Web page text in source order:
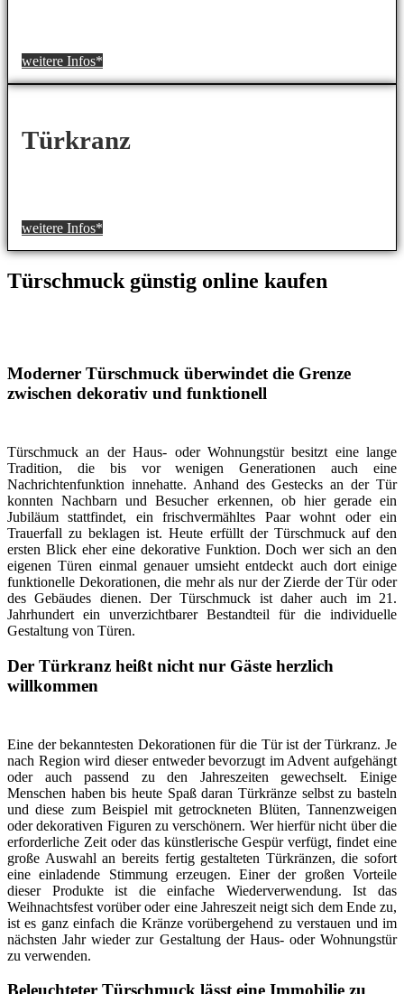
weitere Infos*
Türkranz
weitere Infos*
Türschmuck günstig online kaufen
Moderner Türschmuck überwindet die Grenze
zwischen dekorativ und funktionell
Türschmuck an der Haus- oder Wohnungstür besitzt eine lange
Tradition, die bis vor wenigen Generationen auch eine
Nachrichtenfunktion innehatte. Anhand des Gestecks an der Tür
konnten Nachbarn und Besucher erkennen, ob hier gerade ein
Jubiläum stattfindet, ein frischvermähltes Paar wohnt oder ein
Trauerfall zu beklagen ist. Heute erfüllt der Türschmuck auf den
ersten Blick eher eine dekorative Funktion. Doch wer sich an den
eigenen Türen einmal genauer umsieht entdeckt auch dort einige
funktionelle Dekorationen, die mehr als nur der Zierde der Tür oder
des Gebäudes dienen. Der Türschmuck ist daher auch im 21.
Jahrhundert ein unverzichtbarer Bestandteil für die individuelle
Gestaltung von Türen.
Der Türkranz heißt nicht nur Gäste herzlich
willkommen
Eine der bekanntesten Dekorationen für die Tür ist der Türkranz. Je
nach Region wird dieser entweder bevorzugt im Advent aufgehängt
oder auch passend zu den Jahreszeiten gewechselt. Einige
Menschen haben bis heute Spaß daran Türkränze selbst zu basteln
und diese zum Beispiel mit getrockneten Blüten, Tannenzweigen
oder dekorativen Figuren zu verschönern. Wer hierfür nicht über die
erforderliche Zeit oder das künstlerische Gespür verfügt, findet eine
große Auswahl an bereits fertig gestalteten Türkränzen, die sofort
eine einladende Stimmung erzeugen. Einer der großen Vorteile
dieser Produkte ist die einfache Wiederverwendung. Ist das
Weihnachtsfest vorüber oder eine Jahreszeit neigt sich dem Ende zu,
ist es ganz einfach die Kränze vorübergehend zu verstauen und im
nächsten Jahr wieder zur Gestaltung der Haus- oder Wohnungstür
zu verwenden.
Beleuchteter Türschmuck lässt eine Immobilie zu